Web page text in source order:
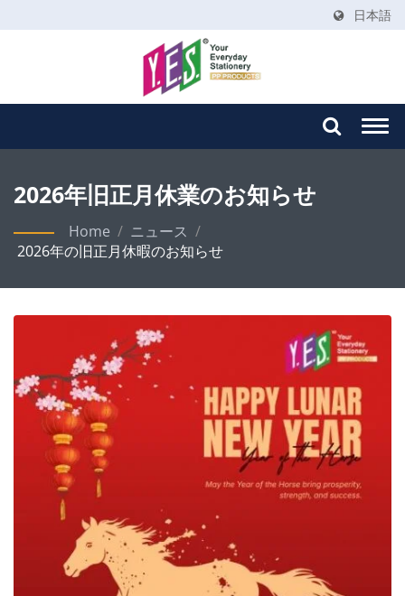
日本語
2026年旧正月休業のお知らせ
Home / ニュース /
2026年の旧正月休暇のお知らせ